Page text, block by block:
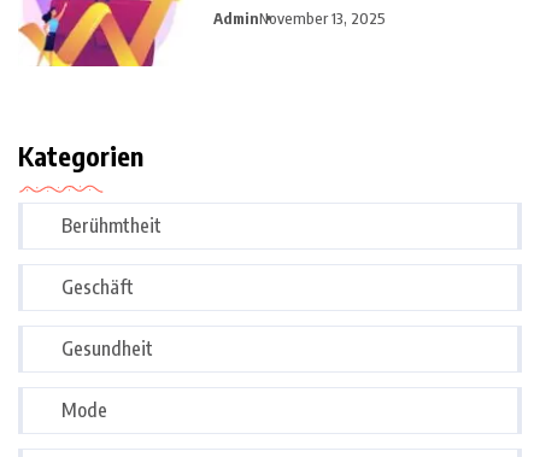
AdminNovember 13, 2025
Kategorien
Berühmtheit
Geschäft
Gesundheit
Mode